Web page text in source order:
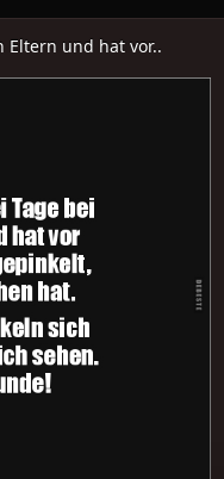
Eltern und hat vor..